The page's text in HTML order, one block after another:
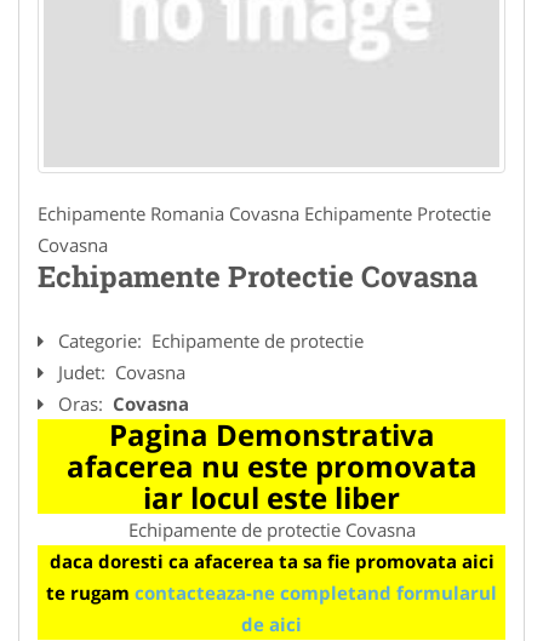
Echipamente Romania Covasna Echipamente Protectie
Covasna
Echipamente Protectie Covasna
Categorie: Echipamente de protectie
Judet: Covasna
Oras: Covasna
Pagina Demonstrativa
afacerea nu este promovata
iar locul este liber
Echipamente de protectie Covasna
daca doresti ca afacerea ta sa fie promovata aici
te rugam contacteaza-ne completand formularul
de aici